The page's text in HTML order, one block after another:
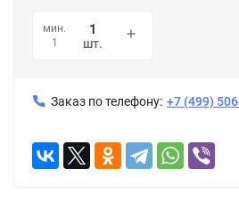
мин.
1
шт.
Заказ по телефону: +7 (499)